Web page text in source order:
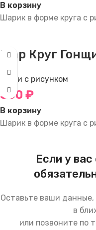
В корзину
Шарик в форме круга с
Шар Круг
Круги с рисунком
350 ₽
В корзину
Шарик в форме круга с
Если у
Оставьте ваши
в
или позвоните по